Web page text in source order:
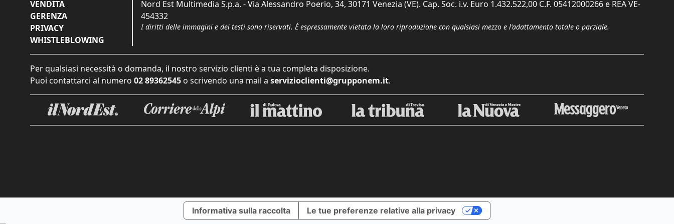
VENDITA
GERENZA
PRIVACY
WHISTLEBLOWING
Nord Est Multimedia S.p.a. - Via Alessandro Poerio, 34, 30171 Venezia (VE). Cap. Soc. i.v. Euro 1.432.522,00 C.F. 05412000266 e REA VE-
454332
I diritti delle immagini e dei testi sono riservati. È espressamente vietata la loro riproduzione con qualsiasi mezzo e l'adattamento totale o parziale.
Per qualsiasi necessità o domanda, il nostro servizio clienti è a tua completa disposizione.
Puoi contattarci al numero 02 89362545 o scrivendo una mail a servizioclienti@grupponem.it.
Informativa sulla raccolta Le tue preferenze relative alla privacy